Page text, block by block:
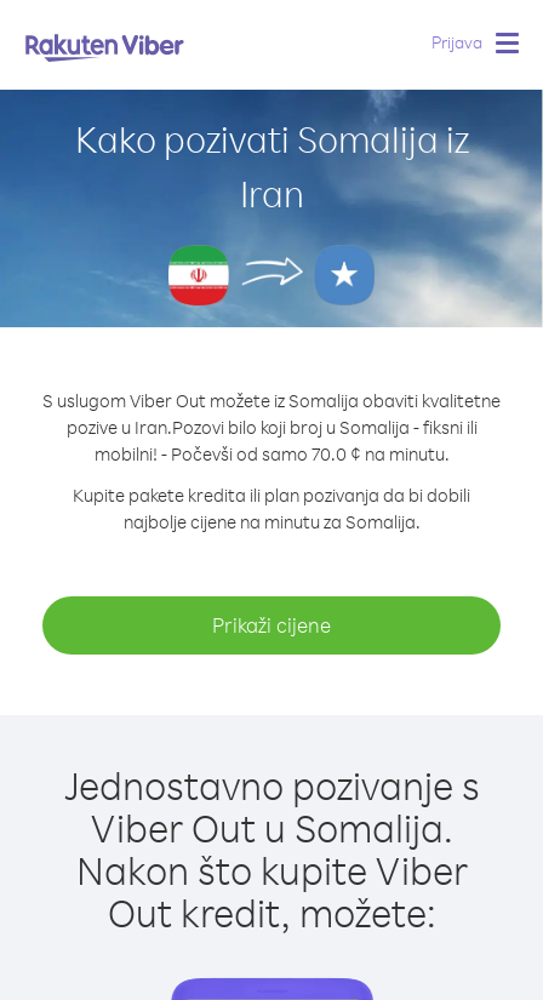
Prijava
Kako pozivati Somalija iz
Iran
S uslugom Viber Out možete iz Somalija obaviti kvalitetne
pozive u Iran.Pozovi bilo koji broj u Somalija - fiksni ili
mobilni! - Počevši od samo 70.0 ¢ na minutu.
Kupite pakete kredita ili plan pozivanja da bi dobili
najbolje cijene na minutu za Somalija.
Prikaži cijene
Jednostavno pozivanje s
Viber Out u Somalija.
Nakon što kupite Viber
Out kredit, možete: